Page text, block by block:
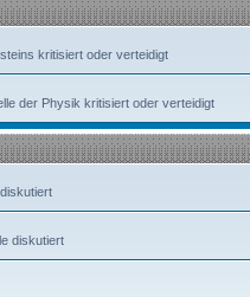
kritisiert oder verteidigt
der Physik kritisiert oder verteidigt
diskutiert